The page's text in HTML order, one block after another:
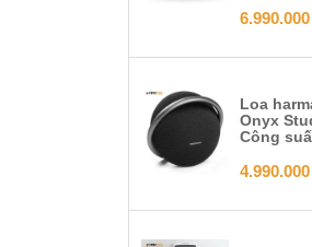
6.990.000
Loa
Onyx
Công
4.990.000